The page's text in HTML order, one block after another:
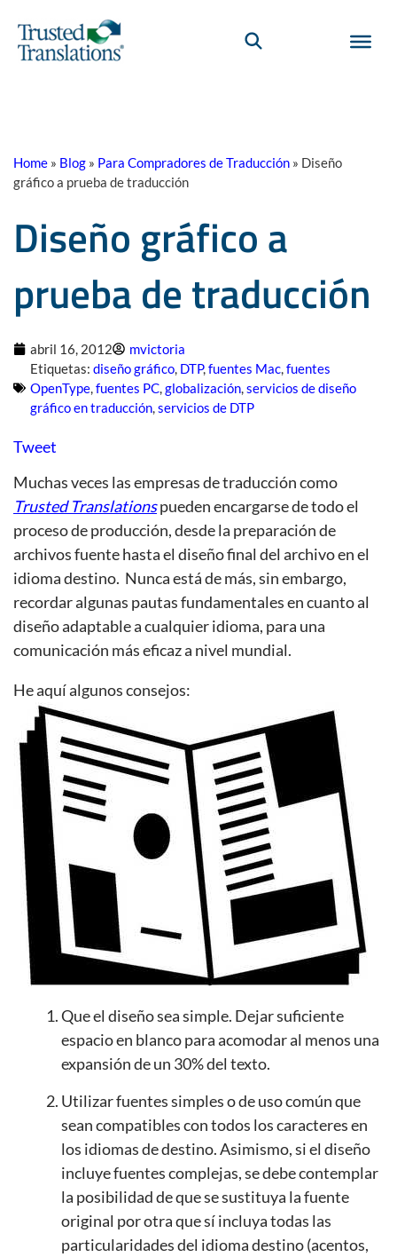
Home » Blog » Para Compradores de Traducción » Diseño
gráfico a prueba de traducción
Diseño gráfico a
prueba de traducción
abril 16, 2012
mvictoria
Etiquetas: diseño gráfico, DTP,fuentes Mac,fuentes
OpenType,fuentes PC,globalización,servicios de diseño
gráfico en traducción,servicios de DTP
Tweet
Muchas veces las empresas de traducción como
Trusted Translationspueden encargarse de todo el
proceso de producción, desde la preparación de
archivos fuente hasta el diseño final del archivo en el
idioma destino. Nunca está de más, sin embargo,
recordar algunas pautas fundamentales en cuanto al
diseño adaptable a cualquier idioma, para una
comunicación más eficaz a nivel mundial.
He aquí algunos consejos:
Que el diseño sea simple. Dejar suficiente
espacio en blanco para acomodar al menos una
expansión de un 30% del texto.
Utilizar fuentes simples o de uso común que
sean compatibles con todos los caracteres en
los idiomas de destino. Asimismo, si el diseño
incluye fuentes complejas, se debe contemplar
la posibilidad de que se sustituya la fuente
original por otra que sí incluya todas las
particularidades del idioma destino (acentos,